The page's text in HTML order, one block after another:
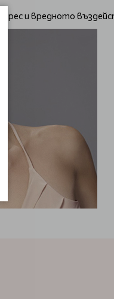
и вредното